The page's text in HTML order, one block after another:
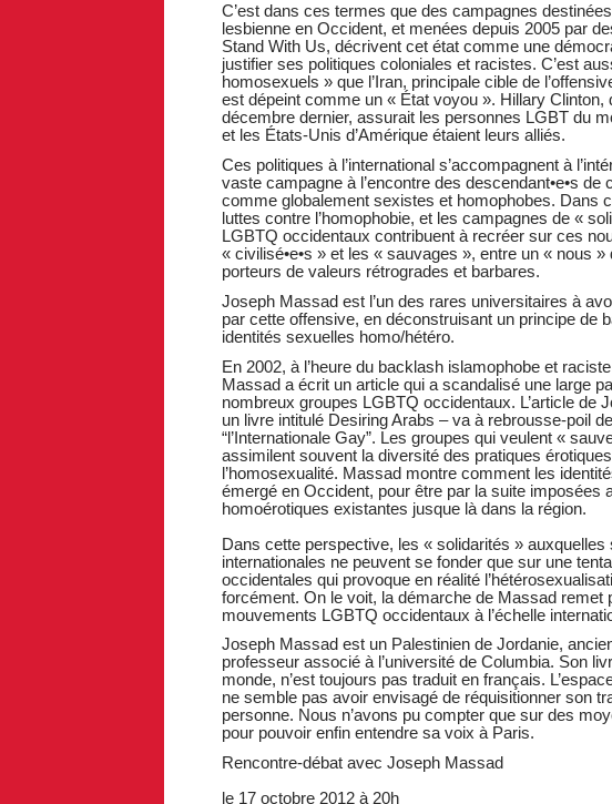
C’est dans ces termes que des campagnes
lesbienne en Occident, et menées depuis 2005 par
Stand With Us, décrivent cet état comme une
justifier ses politiques coloniales et racistes. C’est
homosexuels » que l’Iran, principale cible de
est dépeint comme un « État voyou ». Hillary
décembre dernier, assurait les personnes LGBT du
et les États-Unis d’Amérique étaient leurs alliés.
Ces politiques à l’international s’accompagnent à
vaste campagne à l’encontre des descendant•e•s de
comme globalement sexistes et homophobes. Dans
luttes contre l’homophobie, et les campagnes de «
LGBTQ occidentaux contribuent à recréer sur ces
« civilisé•e•s » et les « sauvages », entre un « nous
porteurs de valeurs rétrogrades et barbares.
Joseph Massad est l’un des rares universitaires à
par cette offensive, en déconstruisant un principe de
identités sexuelles homo/hétéro.
En 2002, à l’heure du backlash islamophobe et
Massad a écrit un article qui a scandalisé une large
nombreux groupes LGBTQ occidentaux. L’article de
un livre intitulé Desiring Arabs – va à rebrousse-poil
“l’Internationale Gay”. Les groupes qui veulent «
assimilent souvent la diversité des pratiques
l’homosexualité. Massad montre comment les
émergé en Occident, pour être par la suite imposées
homoérotiques existantes jusque là dans la région.
Dans cette perspective, les « solidarités »
internationales ne peuvent se fonder que sur une
occidentales qui provoque en réalité
forcément. On le voit, la démarche de Massad remet
mouvements LGBTQ occidentaux à l’échelle
Joseph Massad est un Palestinien de Jordanie,
professeur associé à l’université de Columbia. Son
monde, n’est toujours pas traduit en français.
ne semble pas avoir envisagé de réquisitionner son
personne. Nous n’avons pu compter que sur des
pour pouvoir enfin entendre sa voix à Paris.
Rencontre-débat avec Joseph Massad
le 17 octobre 2012 à 20h